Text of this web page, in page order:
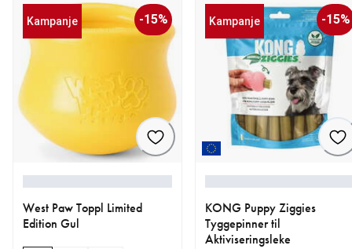
Kampanje -15%
West Paw Toppl Limited
Edition Gul
Kampanje -15%
KONG Puppy Ziggies
Tyggepinner til
Aktiviseringsleke